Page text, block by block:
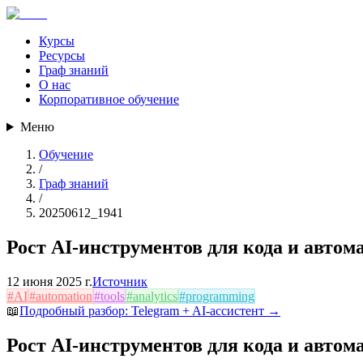
Курсы
Ресурсы
Граф знаний
О нас
Корпоративное обучение
Меню
Обучение
/
Граф знаний
/
20250612_1941
Рост AI-инструментов для кода и
12 июня 2025 г.Источник
#AI#automation#tools#analytics#programming
📖Подробный разбор: Telegram + AI-ассистент →
Рост AI-инструментов для кода и